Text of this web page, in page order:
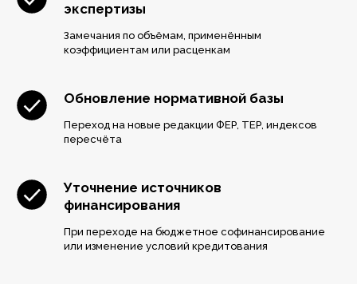
экспертизы
Замечания по объёмам, применённым
коэффициентам или расценкам
Обновление нормативной базы
Переход на новые редакции ФЕР, ТЕР, индексов
пересчёта
Уточнение источников
финансирования
При переходе на бюджетное софинансирование
или изменение условий кредитования